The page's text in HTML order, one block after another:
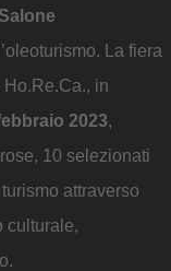
La fiera
in
2023,
10 selezionati
attraverso
culturale,